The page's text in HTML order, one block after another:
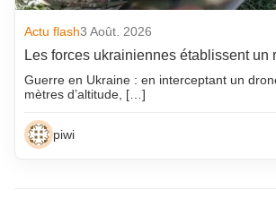
Actu flash3 Août. 2026
Les forces ukrainiennes établissent un
Guerre en Ukraine : en interceptant un
mètres d’altitude, […]
piwi